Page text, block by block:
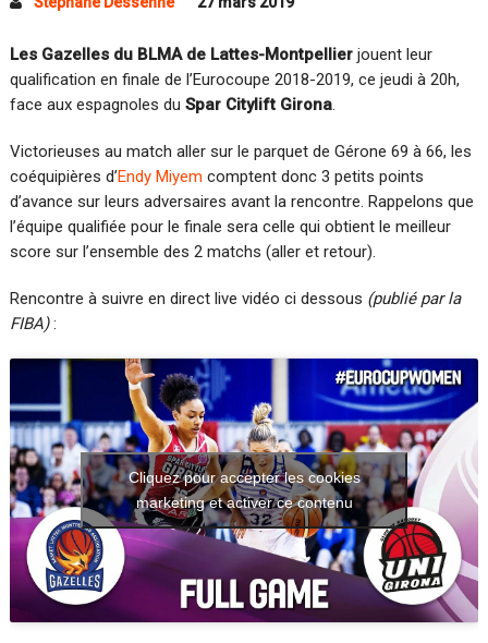
Les Gazelles du BLMA de Lattes-Montpellierjouent leur
qualification en finale de l’Eurocoupe 2018-2019, ce jeudi à 20h,
face aux espagnoles du Spar Citylift Girona.
Victorieuses au match aller sur le parquet de Gérone 69 à 66, les
coéquipières d’Endy Miyem comptent donc 3 petits points
d’avance sur leurs adversaires avant la rencontre. Rappelons que
l’équipe qualifiée pour le finale sera celle qui obtient le meilleur
score sur l’ensemble des 2 matchs (aller et retour).
Rencontre à suivre en direct live vidéo ci dessous (publié par la
FIBA):
Cliquez pour accepter les cookies
marketing et activer ce contenu